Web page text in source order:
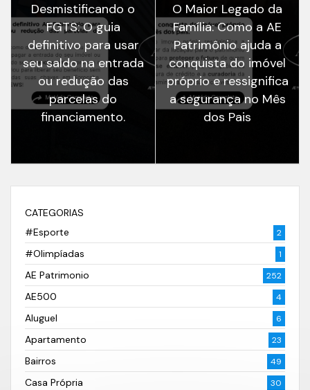
Desmistificando o
FGTS: O guia
definitivo para usar
seu saldo na entrada
ou redução das
parcelas do
financiamento.
O Maior Legado da
Família: Como a AE
Patrimônio ajuda a
conquista do imóvel
próprio e ressignifica
a segurança no Mês
dos Pais
CATEGORIAS
#Esporte
2
#Olimpíadas 1
AE Patrimonio 252
AE500 4
Aluguel 6
Apartamento 23
Bairros 49
Casa Própria 30